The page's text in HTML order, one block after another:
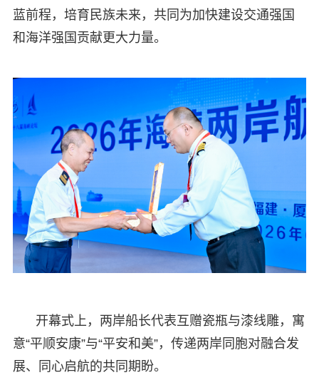
蓝前程，培育民族未来，共同为加快建设交通强国
和海洋强国贡献更大力量。
开幕式上，两岸船长代表互赠瓷瓶与漆线雕，寓
意“平顺安康”与“平安和美”，传递两岸同胞对融合发
展、同心启航的共同期盼。